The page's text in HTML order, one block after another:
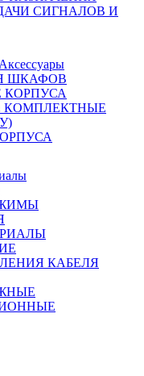
СИГНАЛОВ И
ШКАФОВ
КОРПУСА
КОМПЛЕКТНЫЕ
КАБЕЛЯ